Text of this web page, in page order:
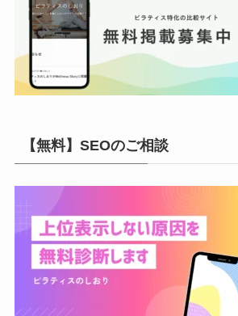
【無料】SEOのご相談